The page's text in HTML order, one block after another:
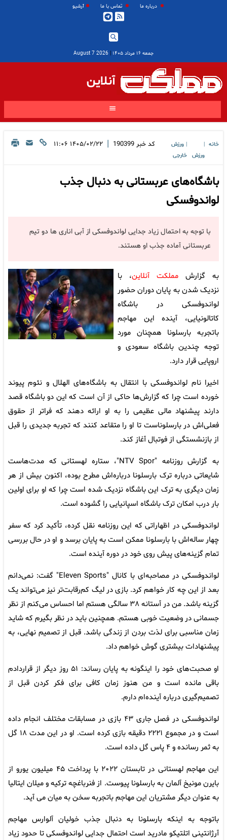
درباره ما تماس با ما آرشیو
جمعه ۱۶ مرداد ۱۴۰۵ |
2026 August 7
آنلاین
خانه
ورزش
ورزش
خارجی
کد خبر 190399
| ۱۴۰۵/۰۲/۲۲ ۱۱:۰۶
باشگاه‌های عربستانی به دنبال جذب
لواندوفسکی
با توجه به احتمال زیاد جدایی لواندوفسکی از آبی اناری ها دو تیم
عربستانی آماده جذب او هستند.
به گزارش مملکت آنلاین، با
نزدیک شدن به پایان دوران حضور
لواندوفسکی در باشگاه
کاتالونیایی، آینده این مهاجم
باتجربه بارسلونا همچنان مورد
توجه چندین باشگاه سعودی و
اروپایی قرار دارد.
اخیرا نام لواندوفسکی با انتقال به باشگاه‌های الهلال و نئوم پیوند
خورده است چرا که گزارش‌ها حاکی از آن است که این دو باشگاه قصد
دارند پیشنهاد مالی عظیمی را به او ارائه دهند که فراتر از حقوق
فعلی‌اش در بارسلوناست تا او را متقاعد کنند که تجربه جدیدی را قبل
از بازنشستگی از فوتبال آغاز کند.
به گزارش روزنامه "NTV Spor"، ستاره لهستانی که مدت‌هاست
شایعاتی درباره ترک بارسلونا درباره‌اش مطرح بوده، اکنون بیش از هر
زمان دیگری به ترک این باشگاه نزدیک شده است چرا که او برای اولین
بار درب امکان ترک باشگاه اسپانیایی را گشوده است.
لواندوفسکی در اظهاراتی که این روزنامه نقل کرده، تأکید کرد که سفر
چهار ساله‌اش با بارسلونا ممکن است به پایان برسد و او در حال بررسی
تمام گزینه‌های پیش روی خود در دوره آینده است.
لواندوفسکی در مصاحبه‌ای با کانال "Eleven Sports" گفت: نمی‌دانم
بعد از این چه کار خواهم کرد. بازی در لیگ کم‌رقابت‌تر نیز می‌تواند یک
گزینه باشد. من در آستانه ۳۸ سالگی هستم اما احساس می‌کنم از نظر
جسمانی در وضعیت خوبی هستم. همچنین باید در نظر بگیرم که شاید
زمان مناسبی برای لذت بردن از زندگی باشد. قبل از تصمیم نهایی، به
پیشنهادات بیشتری گوش خواهم داد.
او صحبت‌های خود را اینگونه به پایان رساند: ۵۱ روز دیگر از قراردادم
باقی مانده است و من هنوز زمان کافی برای فکر کردن قبل از
تصمیم‌گیری درباره آینده‌ام دارم.
لواندوفسکی در فصل جاری ۴۳ بازی در مسابقات مختلف انجام داده
است و در مجموع ۲۲۲۱ دقیقه بازی کرده است. او در این مدت ۱۸ گل
به ثمر رسانده و ۴ پاس گل داده است.
این مهاجم لهستانی در تابستان ۲۰۲۲ با پرداخت ۴۵ میلیون یورو از
بایرن مونیخ آلمان به بارسلونا پیوست. از فنرباغچه ترکیه و میلان ایتالیا
به عنوان دیگر مشتریان این مهاجم باتجربه سخن به میان می آید.
باتوجه به اینکه بارسلونا به دنبال جذب خولیان آلوارس مهاجم
آرژانتینی اتلتیکو مادرید است احتمال جدایی لواندوفسکی تا حدود زیاد